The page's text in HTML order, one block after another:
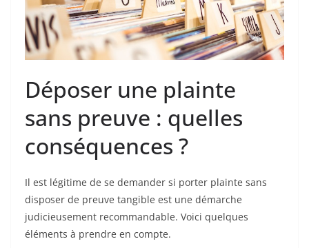
Déposer une plainte
sans preuve : quelles
conséquences ?
Il est légitime de se demander si porter plainte sans
disposer de preuve tangible est une démarche
judicieusement recommandable. Voici quelques
éléments à prendre en compte.